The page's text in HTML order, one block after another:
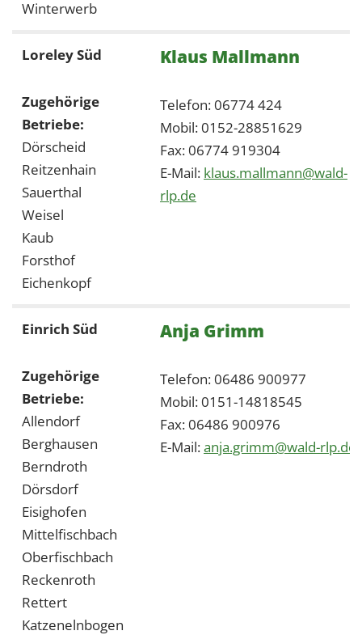
Winterwerb
Loreley Süd
Zugehörige
Betriebe:
Dörscheid
Reitzenhain
Sauerthal
Weisel
Kaub
Forsthof
Eichenkopf
Klaus Mallmann
Telefon: 06774 424
Mobil: 0152-28851629
Fax: 06774 919304
E-Mail: klaus.mallmann@wald-
rlp.de
Einrich Süd
Zugehörige
Betriebe:
Allendorf
Berghausen
Berndroth
Dörsdorf
Eisighofen
Mittelfischbach
Oberfischbach
Reckenroth
Rettert
Katzenelnbogen
Anja Grimm
Telefon: 06486 900977
Mobil: 0151-14818545
Fax: 06486 900976
E-Mail:anja.grimm@wald-rlp.de